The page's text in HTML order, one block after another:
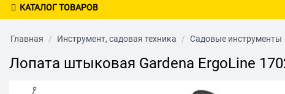
КАТАЛОГ ТОВАРОВ
Главная / Инструмент, садовая техника / Садовые инструменты
Лопата штыковая Gardena ErgoLine